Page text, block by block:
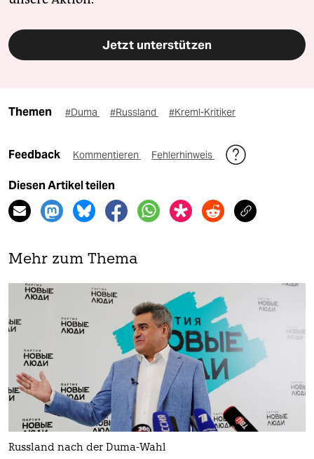
Jetzt unterstützen
Themen #Duma #Russland #Kreml-Kritiker
Feedback Kommentieren Fehlerhinweis
Diesen Artikel teilen
Mehr zum Thema
Russland nach der Duma-Wahl